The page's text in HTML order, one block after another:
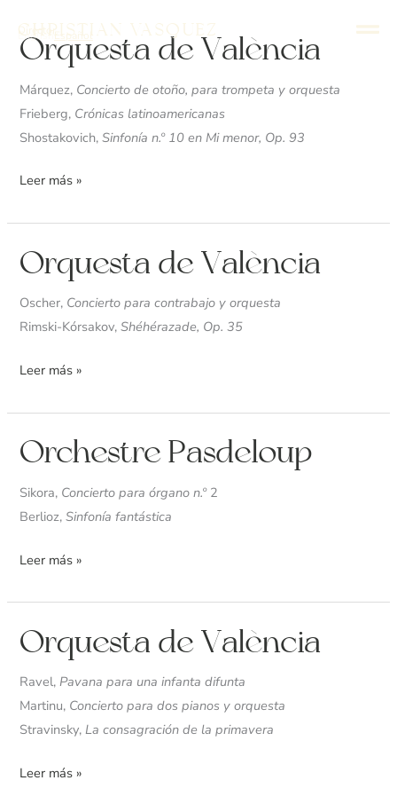
contenido
Christian Vasquez
Director
EnglishEspañol
Orquesta de València
Márquez, Concierto de otoño, para trompeta y orquesta
Frieberg, Crónicas latinoamericanas
Shostakovich,Sinfonía n.º 10 en Mi menor, Op. 93
Orquesta
de
València
Leer más »
Orquesta de València
Oscher, Concierto para contrabajo y orquesta
Rimski-Kórsakov,Shéhérazade, Op. 35
Orquesta
de
València
Leer más »
Orchestre Pasdeloup
Sikora, Concierto para órgano n.º 2
Berlioz,Sinfonía fantástica
Orchestre
Pasdeloup
Leer más »
Orquesta de València
Ravel,Pavana para una infanta difunta
Martinu, Concierto para dos pianos y orquesta
Stravinsky,La consagración de la primavera
Orquesta
de
València
Leer más »